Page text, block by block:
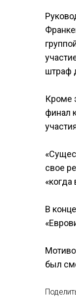
штраф
Кроме
финал
свое
В
был